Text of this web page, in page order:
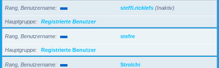
Rang, Benutzername steffi.ricklefs (Inaktiv)
Hauptgruppe Registrierte Benutzer
Rang, Benutzername stefre
Hauptgruppe Registrierte Benutzer
Rang, Benutzername Strolchi